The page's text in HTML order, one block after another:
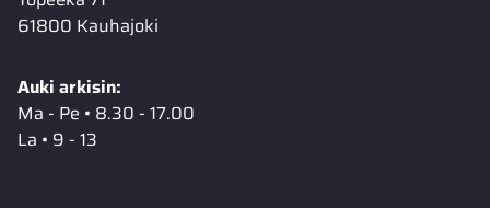
61800 Kauhajoki
Auki arkisin:
Ma - Pe • 8.30 - 17.00
La • 9 - 13